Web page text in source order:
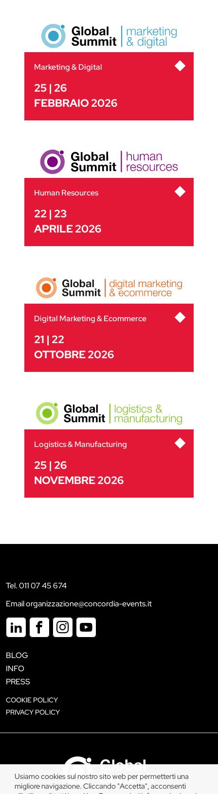
Marketing & Digital
25 | 26
FEBBRAIO 2026
Human Resources
22 | 23
APRILE 2026
Digital Marketing & Ecommerce
21 | 22
OTTOBRE 2026
Logistics & Manufacturing
25 | 26
NOVEMBRE 2026
Tel. 011 07 45 674
Email organizzazione@concordia-events.it
BLOG
INFO
PRESS
COOKIE POLICY
PRIVACY POLICY
Usiamo cookies sul nostro sito web per permetterti una
migliore navigazione. Cliccando "Accetta", acconsenti